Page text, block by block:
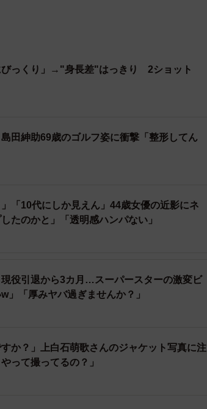
びっくり」→"身長差"はっきり 2ショット
田紳助69歳のゴルフ姿に衝撃「整形してん
「10代にしか見えん」44歳女優の近影にネ
たのかと」「透明感ハンパない」
現役引退から3カ月…スーパースターの激変ビ
「厚みヤバ過ぎませんか？」
か？」上白石萌歌さんのジャケット写真に注
って撮ってるの？」